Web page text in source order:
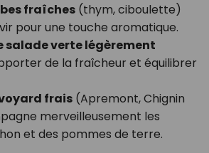
fraîches(thym, ciboulette)
pour une touche aromatique.
salade verte légèrement
de la fraîcheur et équilibrer
frais(Apremont, Chignin
merveilleusement les
et des pommes de terre.